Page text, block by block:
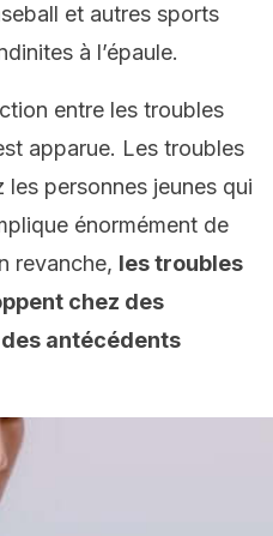
et autres sports
à l’épaule.
entre les troubles
apparue. Les troubles
personnes jeunes qui
énormément de
revanche, les troubles
chez des
antécédents